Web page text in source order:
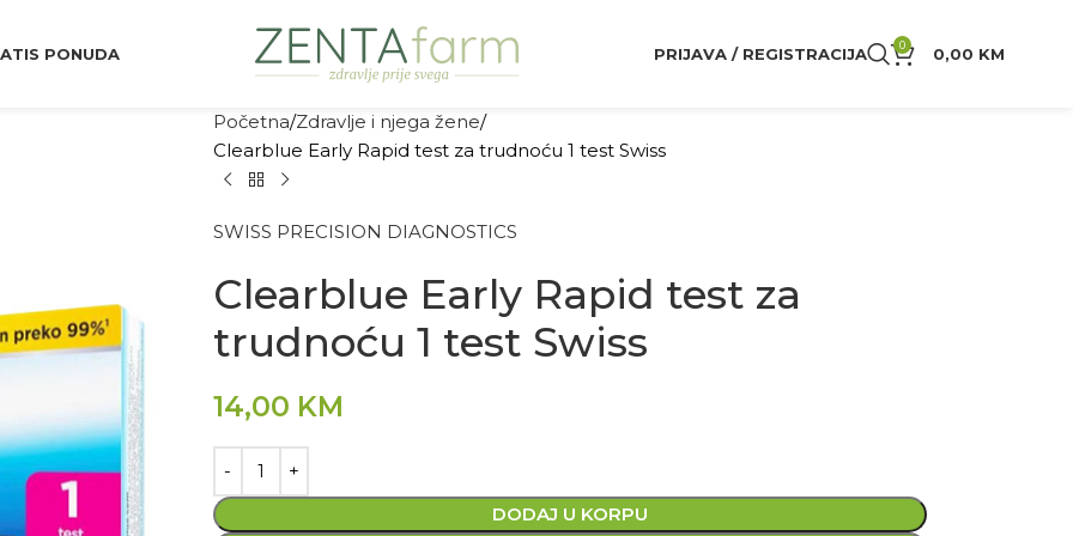
PONUDA PRIJAVA / REGISTRACIJA 0 0,00 KM
Početna Zdravlje i njega žene
Clearblue Early Rapid test za trudnoću 1 test Swiss
SWISS PRECISION DIAGNOSTICS
Clearblue Early Rapid test za
trudnoću 1 test Swiss
14,00 KM
DODAJ U KORPU